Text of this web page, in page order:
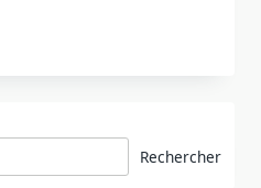
Rechercher